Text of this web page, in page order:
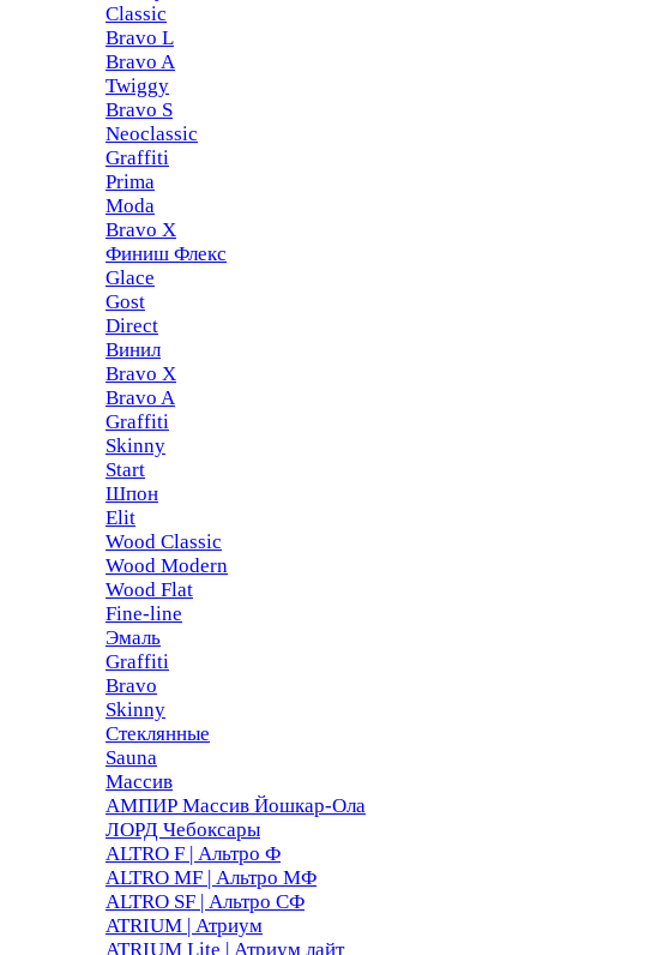
Classic
Bravo L
Bravo A
Twiggy
Bravo S
Neoclassic
Graffiti
Prima
Moda
Bravo X
Финиш Флекс
Glace
Gost
Direct
Винил
Bravo X
Bravo A
Graffiti
Skinny
Start
Шпон
Elit
Wood Classic
Wood Modern
Wood Flat
Fine-line
Эмаль
Graffiti
Bravo
Skinny
Стеклянные
Sauna
Массив
АМПИР Массив Йошкар-Ола
ЛОРД Чебоксары
ALTRO F | Альтро Ф
ALTRO MF | Альтро МФ
ALTRO SF | Альтро СФ
ATRIUM | Атриум
ATRIUM Lite | Атриум лайт